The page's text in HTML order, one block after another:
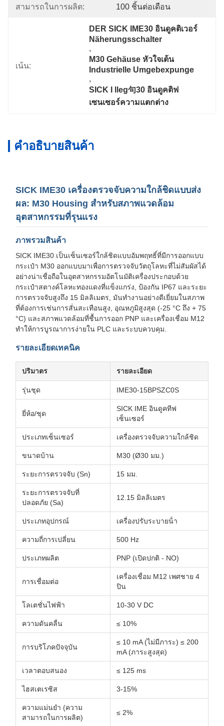
สามารถในการผลิต: 100 ชิ้นต่อเดือน
เน้น:
DER SICK IME30 อินดูคติเวอร์
Näherungsschalter
,
M30 Gehäuse หัวใจเต้น
Industrielle Umgebexpunge
,
SICK I lleg句30 อินดูคติฟ
เซนเซอร์ความแตกต่าง
คําอธิบายสินค้า
SICK IME30 เครื่องตรวจจับความใกล้ชิดแบบส่ง
ผล: M30 Housing สําหรับสภาพแวดล้อม
อุตสาหกรรมที่รุนแรง
ภาพรวมสินค้า
SICK IME30 เป็นเซ็นเซอร์ใกล้ชิดแบบอัมพฤทธิ์ที่มีการออกแบบ
กระเป๋า M30 ออกแบบมาเพื่อการตรวจจับวัตถุโลหะที่ไม่สัมผัสได้
อย่างน่าเชื่อถือในอุตสาหกรรมอัตโนมัติเครื่องประกอบด้วย
กระเป๋าสตางค์โลหะทองแดงที่แข็งแกร่ง, ป้องกัน IP67 และระยะ
การตรวจจับสูงถึง 15 มิลลิเมตร, มันทํางานอย่างดีเยี่ยมในสภาพ
ที่ต้องการเช่นการสั่นสะเทือนสูง, อุณหภูมิสูงสุด (-25 °C ถึง + 75
°C) และสภาพแวดล้อมที่ชื้นการออก PNP และเครื่องเชื่อม M12
ทําให้การบูรณาการง่ายใน PLC และระบบควบคุม.
รายละเอียดเทคนิค
ปริมาตร รายละเอียด
รุ่นชุด IME30-15BPSZC0S
ยี่ห้อ/ชุด
SICK IME อินดูคทีฟ
เซ็นเซอร์
ประเภทเซ็นเซอร์ เครื่องตรวจจับความใกล้ชิด
ขนาดบ้าน M30 (Ø30 มม.)
ระยะการตรวจจับ (Sn) 15 มม.
ระยะการตรวจจับที่
ปลอดภัย (Sa)
12.15 มิลลิเมตร
ประเภทอุปกรณ์ เครื่องปรับระบายน้ํา
ความถี่การเปลี่ยน 500 Hz
ประเภทผลิต PNP (เปิดปกติ - NO)
การเชื่อมต่อ
เครื่องเชื่อม M12 เพศชาย 4
ปิน
โลเตชั่นไฟฟ้า 10-30 V DC
ความดันคลื่น ≤ 10%
การบริโภคปัจจุบัน
≤ 10 mA (ไม่มีภาระ) ≤ 200
mA (ภาระสูงสุด)
เวลาตอบสนอง ≤ 125 ms
ไฮสเตเรซิส 3-15%
ความแม่นยํา (ความ
สามารถในการผลิต)
≤ 2%